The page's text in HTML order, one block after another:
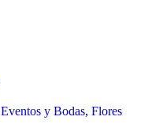
Eventos y Bodas, Flores